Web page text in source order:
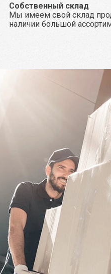
Собственный склад
Мы имеем свой склад
наличии большой